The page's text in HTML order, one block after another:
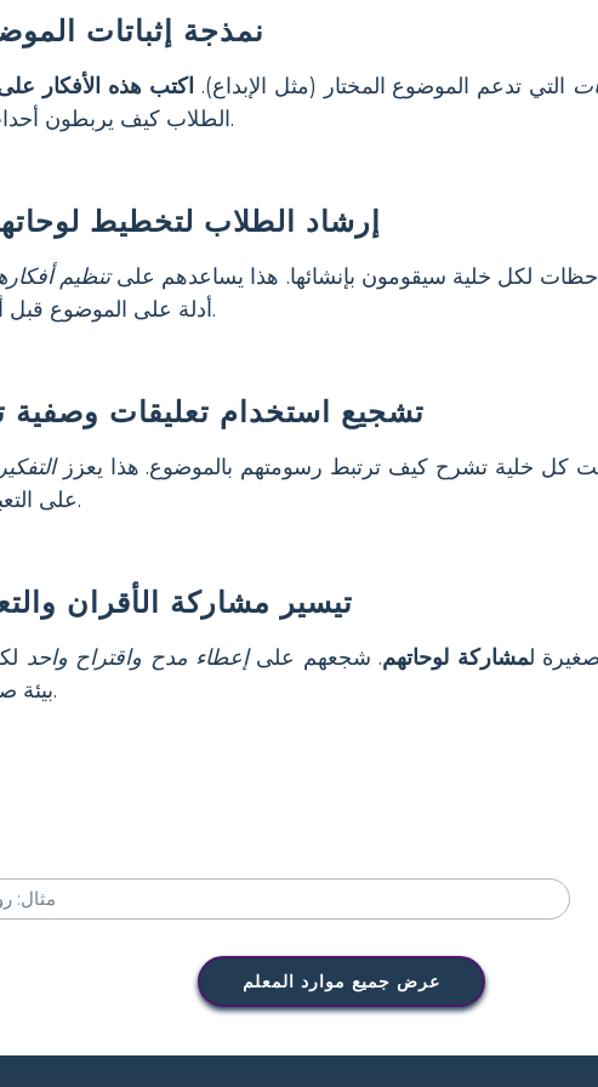
نمذجة إثباتات
التي تدعم الموضوع المختار (مثل الإبداع). اكتب هذه الأفكار
الطلاب كيف يربطون أحداث القصة بالموضوع.
إرشاد الطلاب لتخطيط
لكل خلية سيقومون بإنشائها. هذا يساعدهم علىتنظيم
أدلة على الموضوع قبل أن يبدأوا في الرسم.
تشجيع استخدام تعليقات
كل خلية تشرح كيف ترتبط رسومتهم بالموضوع. هذا يعزز
على التعبير عن الأفكار كتابيًا.
تيسير مشاركة الأقران
لمشاركة لوحاتهم. شجعهم علىإعطاء مدح واقتراح واحد
بيئة صفية إيجابية وتعاونية.
عرض جميع موارد المعلم